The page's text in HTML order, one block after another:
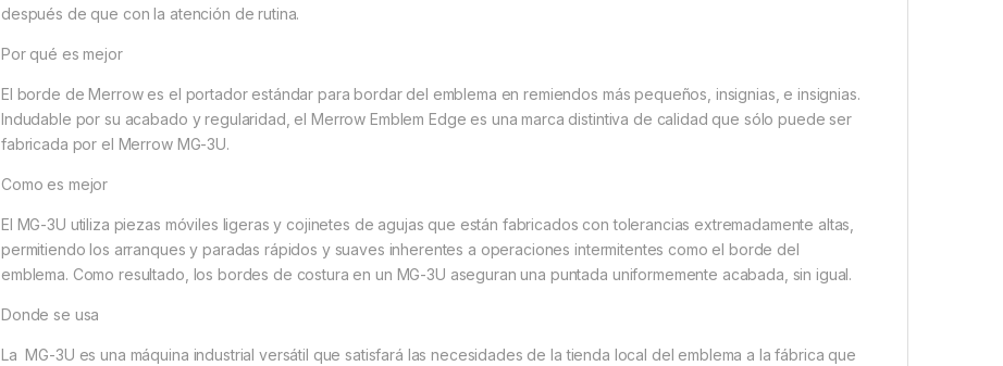
después de que con la atención de rutina.
Por qué es mejor
El borde de Merrow es el portador estándar para bordar del emblema en remiendos más pequeños, insignias, e insignias.
Indudable por su acabado y regularidad, el Merrow Emblem Edge es una marca distintiva de calidad que sólo puede ser
fabricada por el Merrow MG-3U.
Como es mejor
El MG-3U utiliza piezas móviles ligeras y cojinetes de agujas que están fabricados con tolerancias extremadamente altas,
permitiendo los arranques y paradas rápidos y suaves inherentes a operaciones intermitentes como el borde del
emblema. Como resultado, los bordes de costura en un MG-3U aseguran una puntada uniformemente acabada, sin igual.
Donde se usa
La MG-3U es una máquina industrial versátil que satisfará las necesidades de la tienda local del emblema a la fábrica que